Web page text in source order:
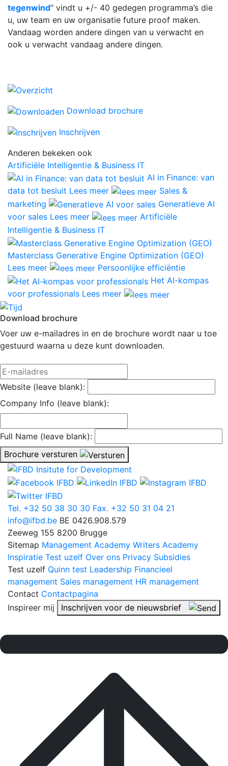
tegenwind” vindt u +/- 40 gedegen programma’s die
u, uw team en uw organisatie future proof maken.
Vandaag worden andere dingen van u verwacht en
ook u verwacht vandaag andere dingen.
Download brochure
Inschrijven
Anderen bekeken ook
Artificiële Intelligentie & Business IT
AI in Finance: van
data tot besluit Lees meer
Sales &
marketing
Generatieve AI
voor sales Lees meer
Artificiële
Intelligentie & Business IT
Masterclass Generative Engine Optimization (GEO)
Lees meer
Persoonlijke efficiëntie
Het AI-kompas
voor professionals Lees meer
Download brochure
Voer uw e-mailadres in en de brochure wordt naar u toe
gestuurd waarna u deze kunt downloaden.
Website (leave blank):
Company Info (leave blank):
Full Name (leave blank):
Brochure versturen
Tel. +32 50 38 30 30 Fax. +32 50 31 04 21
info@ifbd.be BE 0426.908.579
Zeeweg 155 8200 Brugge
Sitemap Management Academy Writers Academy
Inspiratie Test uzelf Over ons Privacy Subsidies
Test uzelf Quinn test Leadership Financieel
management Sales management HR management
Contact Contactpagina
Inspireer mij
Inschrijven voor de nieuwsbrief